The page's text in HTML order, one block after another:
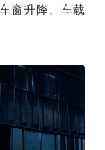
窗升降、车载